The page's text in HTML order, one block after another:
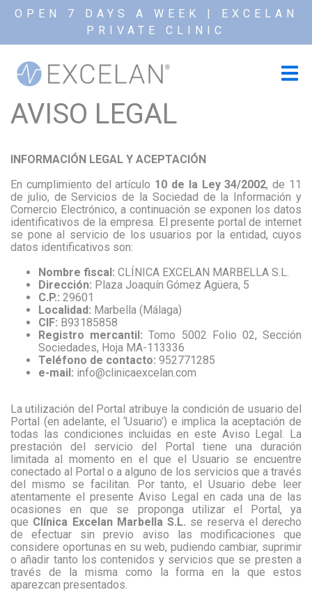
OPEN 7 DAYS A WEEK | EXCELAN
PRIVATE CLINIC
AVISO LEGAL
INFORMACIÓN LEGAL Y ACEPTACIÓN
En cumplimiento del artículo 10 de la Ley 34/2002, de 11
de julio, de Servicios de la Sociedad de la Información y
Comercio Electrónico, a continuación se exponen los datos
identificativos de la empresa. El presente portal de internet
se pone al servicio de los usuarios por la entidad, cuyos
datos identificativos son:
Nombre fiscal: CLÍNICA EXCELAN MARBELLA S.L.
Dirección: Plaza Joaquín Gómez Agüera, 5
C.P.: 29601
Localidad: Marbella (Málaga)
CIF: B93185858
Registro mercantil:Tomo 5002 Folio 02, Sección
Sociedades, Hoja MA-113336
Teléfono de contacto: 952771285
e-mail: info@clinicaexcelan.com
La utilización del Portal atribuye la condición de usuario del
Portal (en adelante, el ‘Usuario’) e implica la aceptación de
todas las condiciones incluidas en este Aviso Legal. La
prestación del servicio del Portal tiene una duración
limitada al momento en el que el Usuario se encuentre
conectado al Portal o a alguno de los servicios que a través
del mismo se facilitan. Por tanto, el Usuario debe leer
atentamente el presente Aviso Legal en cada una de las
ocasiones en que se proponga utilizar el Portal, ya
que Clínica Excelan Marbella S.L. se reserva el derecho
de efectuar sin previo aviso las modificaciones que
considere oportunas en su web, pudiendo cambiar, suprimir
o añadir tanto los contenidos y servicios que se presten a
través de la misma como la forma en la que estos
aparezcan presentados.